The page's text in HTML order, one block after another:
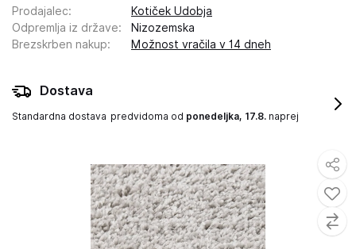
Prodajalec:
Kotiček Udobja
Odpremlja iz države:
Nizozemska
Brezskrben nakup: Možnost vračila v 14 dneh
Dostava
Standardna dostava predvidoma od ponedeljka, 17.8. naprej